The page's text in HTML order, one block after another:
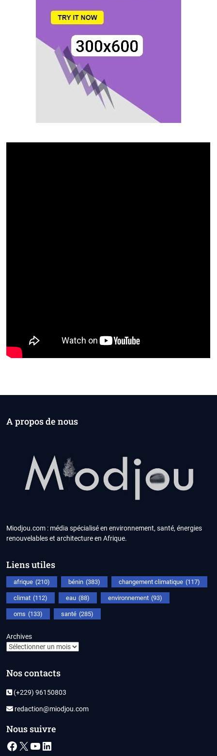
A propos de nous
Miodjou.com : média spécialisé en environnement, santé, énergies
renouvelables et architecture en Afrique.
Liens utiles
afrique (210) bénin (383) changement climatique (117)
climat (112) eau (88) environnement (93)
oms (133) santé (285)
Archives
Nos contacts
(+229) 96150803
redaction@miodjou.com
Nous suivre
Facebook
X YouTube
LinkedIn